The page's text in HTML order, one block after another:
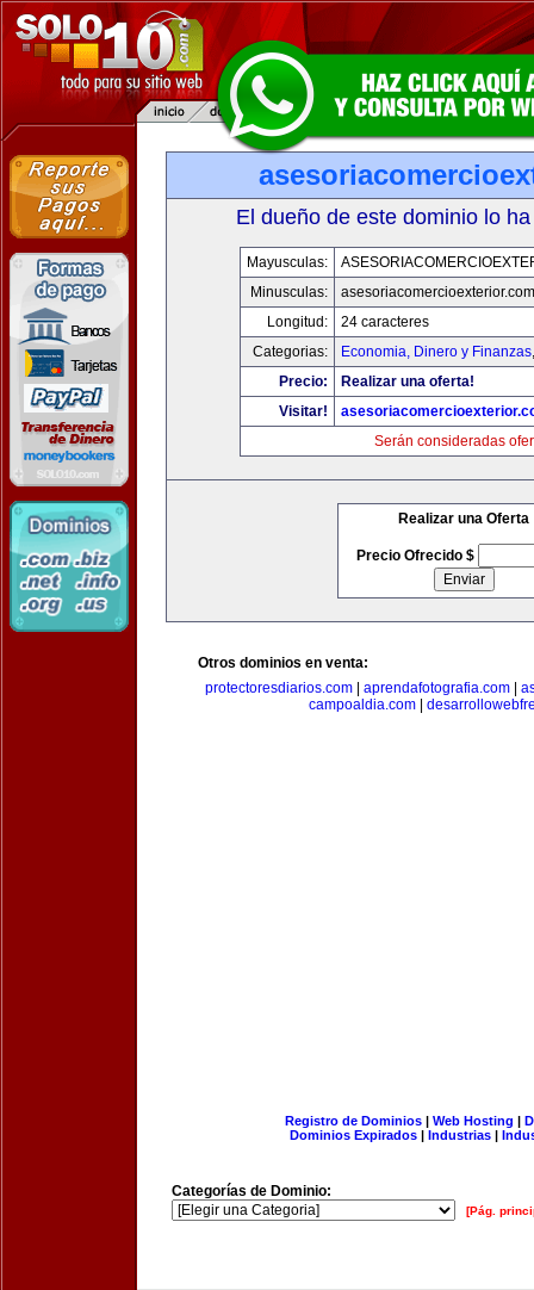
El dueño de este dominio lo
Mayusculas:
Minusculas:
asesoriacomercioexterior.com
Longitud:
24 caracteres
Categorias:
Economia, Dinero y Finanzas
Precio:
Realizar una oferta!
Visitar!
Serán consideradas
Realizar una Oferta
Precio Ofrecido $
Otros dominios en venta:
protectoresdiarios.com
aprendafotografia.com
campoaldia.com
Registro de Dominios| Web Hosting |
Dominios Expirados | Industrias |
Categorías de Dominio:
[Pág.